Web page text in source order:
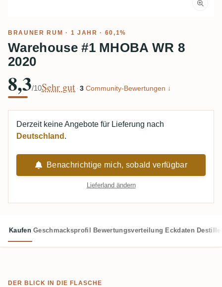
BRAUNER RUM · 1 JAHR · 60,1%
Warehouse #1 MHOBA WR 8
2020
8,3/10Sehr gut · 3 Community-Bewertungen ↓
Derzeit keine Angebote für Lieferung nach
Deutschland .
Benachrichtige mich, sobald verfügbar
Lieferland ändern
Kaufen Geschmacksprofil Bewertungsverteilung Eckdaten
DER BLICK IN DIE FLASCHE